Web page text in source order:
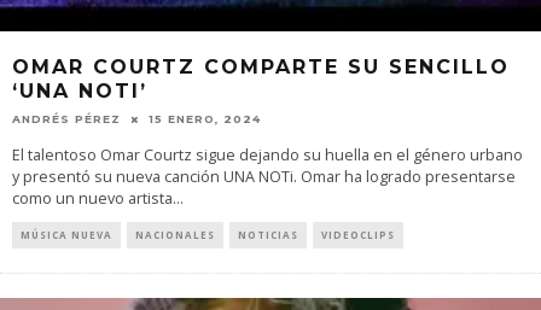
OMAR COURTZ COMPARTE SU SENCILLO
‘UNA NOTI’
ANDRÉS PÉREZ 15 ENERO, 2024
El talentoso Omar Courtz sigue dejando su huella en el género urbano
y presentó su nueva canción UNA NOTi. Omar ha logrado presentarse
como un nuevo artista...
MÚSICA NUEVA NACIONALES NOTICIAS VIDEOCLIPS